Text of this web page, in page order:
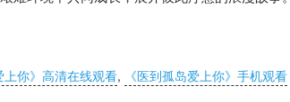
上你》高清在线观看, 《医到孤岛爱上你》手机观看